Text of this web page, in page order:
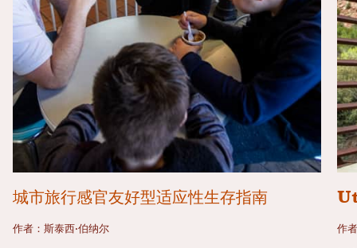
城市旅行感官友好型适应性生存指南
作者：斯泰西·伯纳尔 作